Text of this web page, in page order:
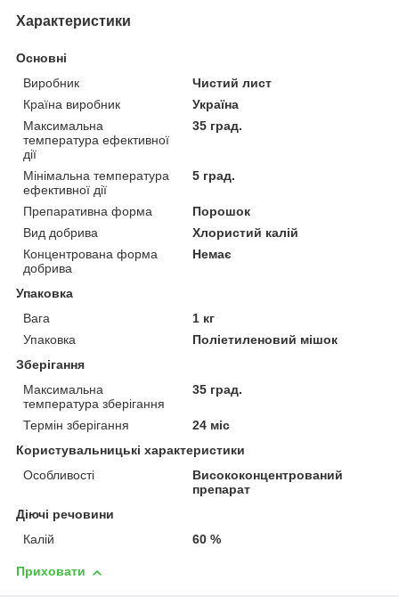
Характеристики
Основні
Виробник
Чистий лист
Країна виробник
Україна
Максимальна
температура ефективної
дії
35 град.
Мінімальна температура
ефективної дії
5 град.
Препаративна форма
Порошок
Вид добрива
Хлористий калій
Концентрована форма
добрива
Немає
Упаковка
Вага
1 кг
Упаковка
Поліетиленовий мішок
Зберігання
Максимальна
температура зберігання
35 град.
Термін зберігання
24 міс
Користувальницькі характеристики
Особливості
Висококонцентрований
препарат
Діючі речовини
Калій
60 %
Приховати